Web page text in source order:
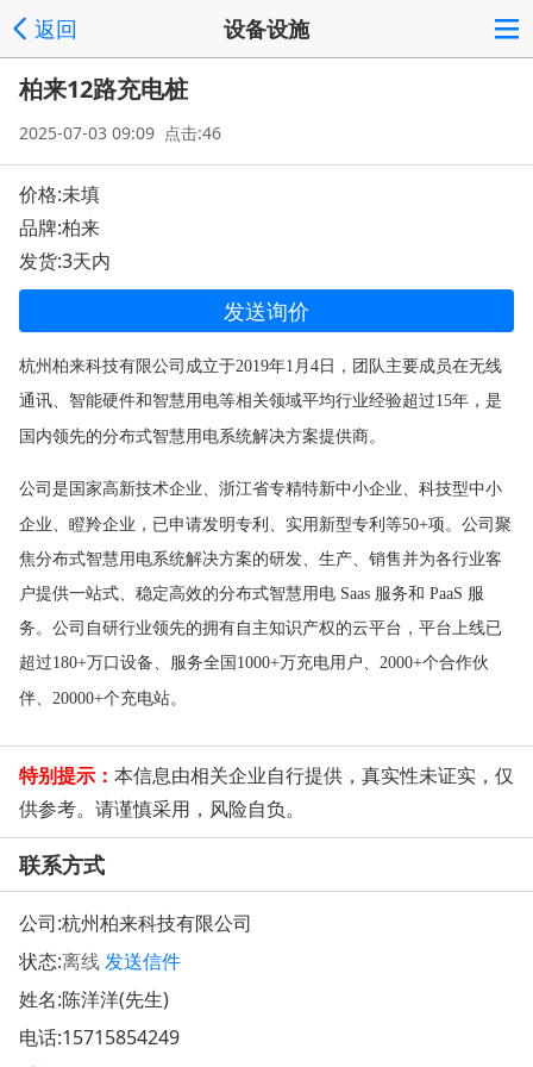
返回 设备设施
柏来12路充电桩
2025-07-03 09:09 点击:46
价格:未填
品牌:柏来
发货:3天内
发送询价
杭州柏来科技有限公司成立于2019年1月4日，团队主要成员在无线
通讯、智能硬件和智慧用电等相关领域平均行业经验超过15年，是
国内领先的分布式智慧用电系统解决方案提供商。
公司是国家高新技术企业、浙江省专精特新中小企业、科技型中小
企业、瞪羚企业，已申请发明专利、实用新型专利等50+项。公司聚
焦分布式智慧用电系统解决方案的研发、生产、销售并为各行业客
户提供一站式、稳定高效的分布式智慧用电 Saas 服务和 PaaS 服
务。公司自研行业领先的拥有自主知识产权的云平台，平台上线已
超过180+万口设备、服务全国1000+万充电用户、2000+个合作伙
伴、20000+个充电站。
特别提示： 本信息由相关企业自行提供，真实性未证实，仅
供参考。请谨慎采用，风险自负。
联系方式
公司:杭州柏来科技有限公司
状态:离线发送信件
姓名:陈洋洋(先生)
电话:15715854249